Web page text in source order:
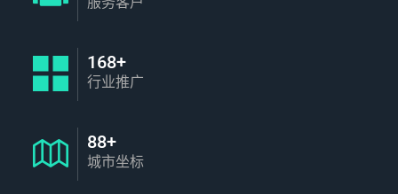
168+
行业推广
88+
城市坐标